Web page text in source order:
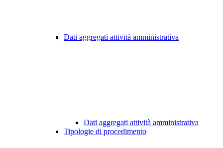
Dati aggregati attività amministrativa
Dati aggregati attività amministrativa
Tipologie di procedimento